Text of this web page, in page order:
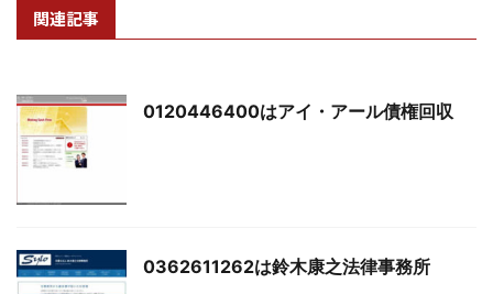
関連記事
0120446400はアイ・アール債権回収
0362611262は鈴木康之法律事務所